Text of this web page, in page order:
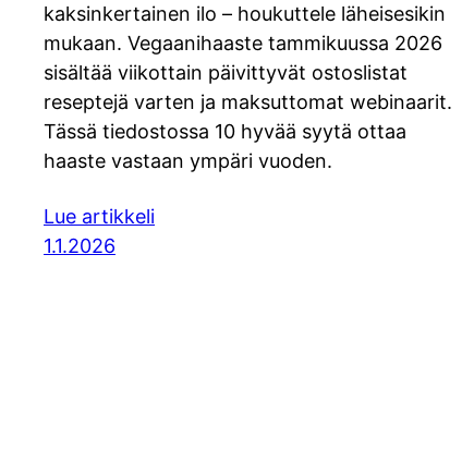
kaksinkertainen ilo – houkuttele läheisesikin
mukaan. Vegaanihaaste tammikuussa 2026
sisältää viikottain päivittyvät ostoslistat
reseptejä varten ja maksuttomat webinaarit.
Tässä tiedostossa 10 hyvää syytä ottaa
haaste vastaan ympäri vuoden.
Lue artikkeli
1.1.2026